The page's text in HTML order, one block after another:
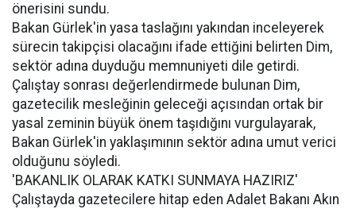
önerisini sundu.
Bakan Gürlek'in yasa taslağını yakından inceleyerek
sürecin takipçisi olacağını ifade ettiğini belirten Dim,
sektör adına duyduğu memnuniyeti dile getirdi.
Çalıştay sonrası değerlendirmede bulunan Dim,
gazetecilik mesleğinin geleceği açısından ortak bir
yasal zeminin büyük önem taşıdığını vurgulayarak,
Bakan Gürlek'in yaklaşımının sektör adına umut verici
olduğunu söyledi.
'BAKANLIK OLARAK KATKI SUNMAYA HAZIRIZ'
Çalıştayda gazetecilere hitap eden Adalet Bakanı Akın